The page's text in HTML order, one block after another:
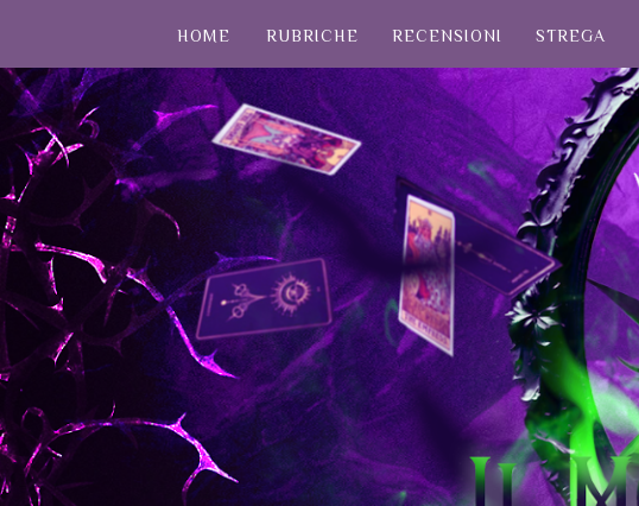
HOME RUBRICHE RECENSIONI STREGA